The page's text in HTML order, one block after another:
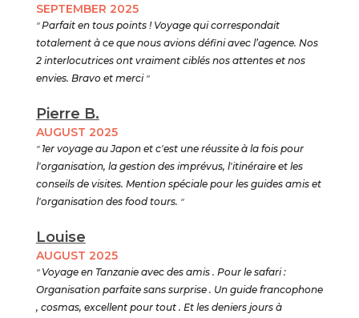
SEPTEMBER 2025
"Parfait en tous points ! Voyage qui correspondait
totalement à ce que nous avions défini avec l’agence. Nos
2 interlocutrices ont vraiment ciblés nos attentes et nos
envies. Bravo et merci "
Pierre B.
AUGUST 2025
" 1er voyage au Japon et c'est une réussite à la fois pour
l'organisation, la gestion des imprévus, l'itinéraire et les
conseils de visites. Mention spéciale pour les guides amis et
l'organisation des food tours. "
Louise
AUGUST 2025
" Voyage en Tanzanie avec des amis . Pour le safari :
Organisation parfaite sans surprise . Un guide francophone
, cosmas, excellent pour tout . Et les deniers jours à